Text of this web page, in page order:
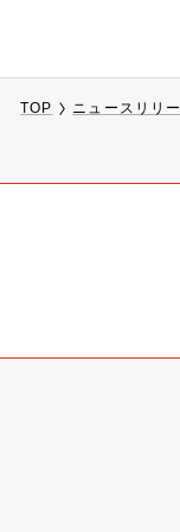
TOP ニュースリリ